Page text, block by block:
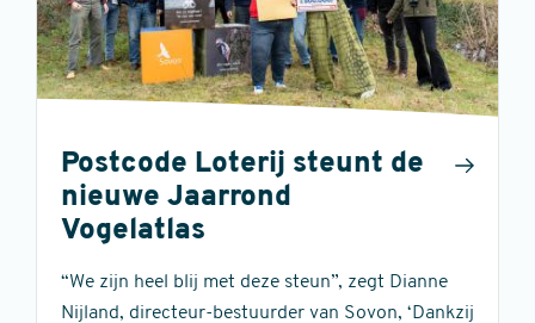
Postcode Loterij steunt de
nieuwe Jaarrond
Vogelatlas
“We zijn heel blij met deze steun”, zegt Dianne
Nijland, directeur-bestuurder van Sovon, ‘Dankzij